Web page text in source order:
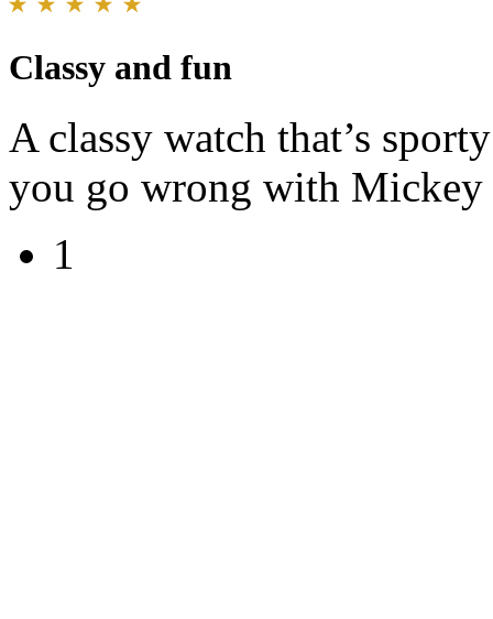
Classy and fun
A classy watch that’s
you go wrong with Mickey
1